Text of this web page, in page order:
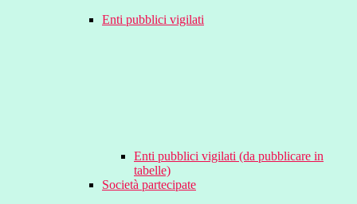
Enti pubblici vigilati
Enti pubblici vigilati (da pubblicare in
tabelle)
Società partecipate